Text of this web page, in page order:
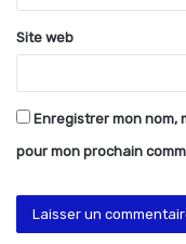
*
Site web
Enregistrer mon nom,
pour mon prochain